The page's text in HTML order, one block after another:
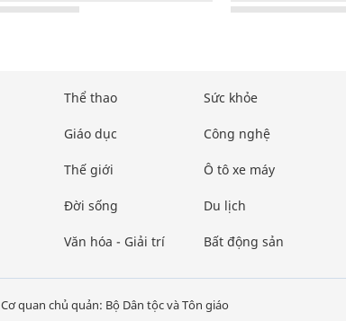
Thể thao
Giáo dục
Thế giới
Đời sống
Văn hóa - Giải trí
Sức khỏe
Công nghệ
Ô tô xe máy
Du lịch
Bất động sản
Cơ quan chủ quản: Bộ Dân tộc và Tôn giáo